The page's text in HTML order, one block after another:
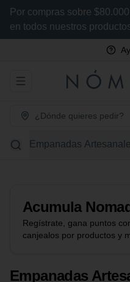
Por compras sobre
en todos nuestros
Abrir menu de navegación
¿Dónde quieres pedir?
Empanadas
Acumula
Regístrate, gana puntos
canjealos por productos y
Empanadas